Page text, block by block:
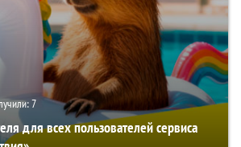
7
для всех пользователей сервиса